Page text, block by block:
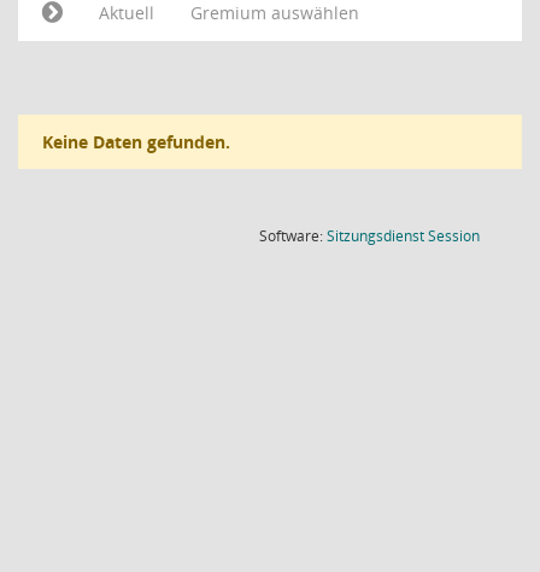
Aktuell
Gremium auswählen
Keine Daten gefunden.
Software:SitzungsdienstSession(Wird in